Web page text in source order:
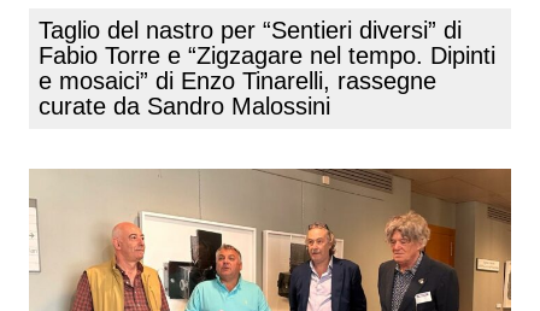
Taglio del nastro per “Sentieri diversi” di
Fabio Torre e “Zigzagare nel tempo. Dipinti
e mosaici” di Enzo Tinarelli, rassegne
curate da Sandro Malossini